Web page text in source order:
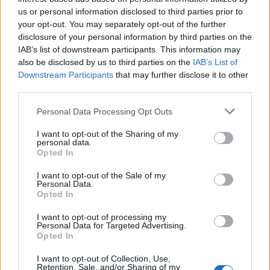
us or personal information disclosed to third parties prior to
your opt-out. You may separately opt-out of the further
disclosure of your personal information by third parties on the
IAB’s list of downstream participants. This information may
also be disclosed by us to third parties on the IAB’s List of
Downstream Participants that may further disclose it to other
Personal Data Processing Opt Outs
I want to opt-out of the Sharing of my
personal data.
Opted In
I want to opt-out of the Sale of my
Personal Data.
Opted In
I want to opt-out of processing my
Personal Data for Targeted Advertising.
Opted In
I want to opt-out of Collection, Use,
Retention, Sale, and/or Sharing of my
Митрев кон развојот на медицината, научно-
истражувачката дејност и унапредувањето
на здравствените практики преку знаење,
искуство и меѓународно препознатлив
придонес.
Вклучувањето меѓу најцитираните истражувачи
претставува важен поттик за понатамошно
вложување во науката, истражувањето и
македонските истражувачи во регионален и
меѓународен академски контекст.
© Vecer.mk, правата за текстот се на редакцијата
МАКЕДОНИЈА - Живата ќе се
искачи до 38 степени
УАПСЕН ТИНЕЈЏЕРОТ КОЈ ПРЕГАЗИ